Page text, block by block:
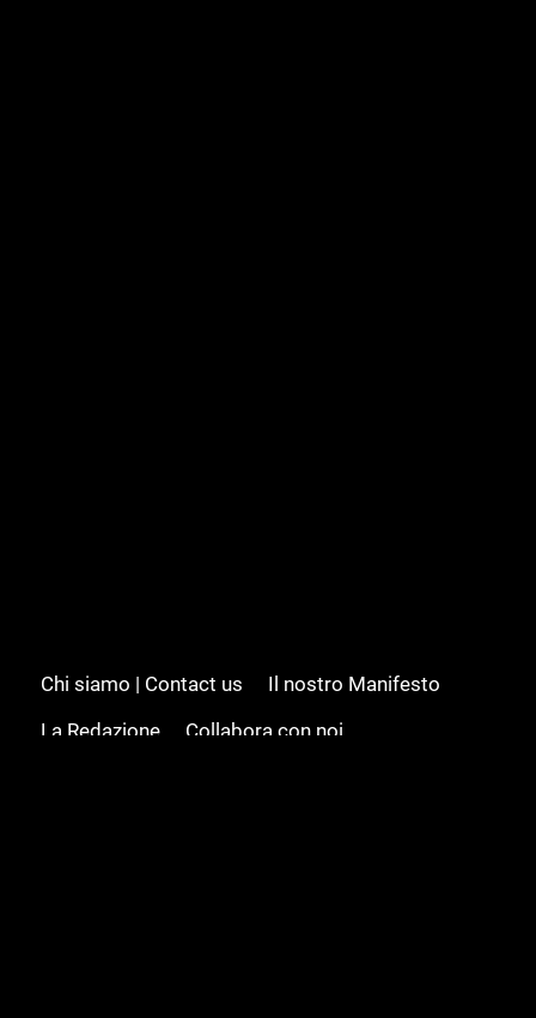
Chi siamo | Contact us
Il nostro Manifesto
La Redazione
Collabora con noi